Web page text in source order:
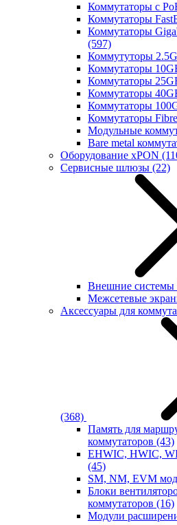
Коммутаторы с
Коммутаторы
Коммутаторы
(597)
Коммутуторы
Коммутаторы
Коммутаторы
Коммутаторы
Коммутаторы
Коммутаторы
Модульные
Bare metal
Оборудование xPON
Сервисные шлюзы (22)
Внешние системы
Межсетевые
Аксессуары для
(368)
Память для
коммутаторов (43)
EHWIC, HWIC,
(45)
SM, NM, EVM
Блоки
коммутаторов (16)
Модули